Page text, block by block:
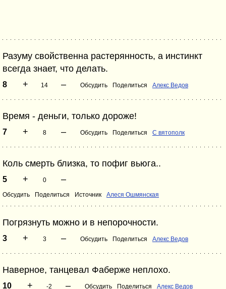
Разуму свойственна растерянность, а инстинкт
всегда знает, что делать.
8 + 14 – Обсудить Поделиться Алекс Ведов
Время - деньги, только дороже!
7 + 8 – Обсудить Поделиться С вятополк
Коль смерть близка, то пофиг вьюга..
5 + 0 –
Обсудить Поделиться Источник Алеся Ошмянская
Погрязнуть можно и в непорочности.
3 + 3 – Обсудить Поделиться Алекс Ведов
Наверное, танцевал Фаберже неплохо.
10 + -2 – Обсудить Поделиться Алекс Ведов